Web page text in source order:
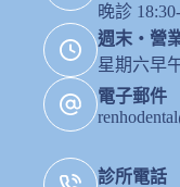
晚診
週末・營
星期六早
電子郵件
診所電話